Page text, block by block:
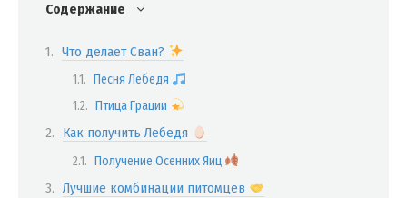
Содержание
Что делает Сван?
Песня Лебедя
Птица Грации
Как получить Лебедя
Получение Осенних Яиц
Лучшие комбинации питомцев